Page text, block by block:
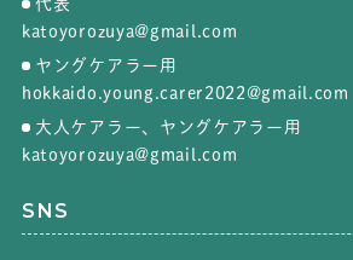
代表
katoyorozuya@gmail.com
ヤングケアラー用
hokkaido.young.carer2022@gmail.com
大人ケアラー、ヤングケアラー用
katoyorozuya@gmail.com
SNS